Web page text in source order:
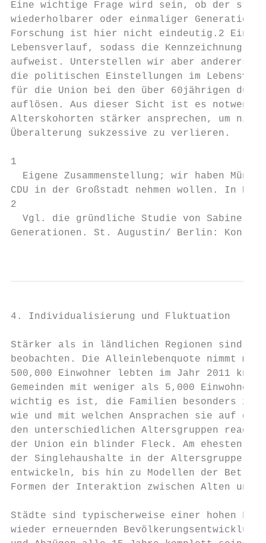
Eine wichtige Frage wird sein, ob der
wiederholbarer oder einmaliger
Forschung ist hier nicht eindeutig.2
Lebensverlauf, sodass die Kennzeichnung
aufweist. Unterstellen wir aber
die politischen Einstellungen im
für die Union bei den über 60jährigen durch
auflösen. Aus dieser Sicht ist es
Alterskohorten stärker ansprechen, um
Überalterung sukzessive zu verlieren.
1
Eigene Zusammenstellung; wir haben
CDU in der Großstadt nehmen wollen. In
2
Vgl. die gründliche Studie von Sabine
Generationen. St. Augustin/ Berlin:
4. Individualisierung und Fluktuation
Stärker als in ländlichen Regionen sind in
beobachten. Die Alleinlebenquote nimmt
500,000 Einwohner lebten im Jahr 2011
Gemeinden mit weniger als 5,000
wichtig es ist, die Familien besonders zu
wie und mit welchen Ansprachen sie auf die
den unterschiedlichen Altersgruppen
der Union ein blinder Fleck. Am ehesten
der Singlehaushalte in der Altersgruppe der
entwickeln, bis hin zu Modellen der
Formen der Interaktion zwischen Alten und
Städte sind typischerweise einer hohen
wieder erneuernden